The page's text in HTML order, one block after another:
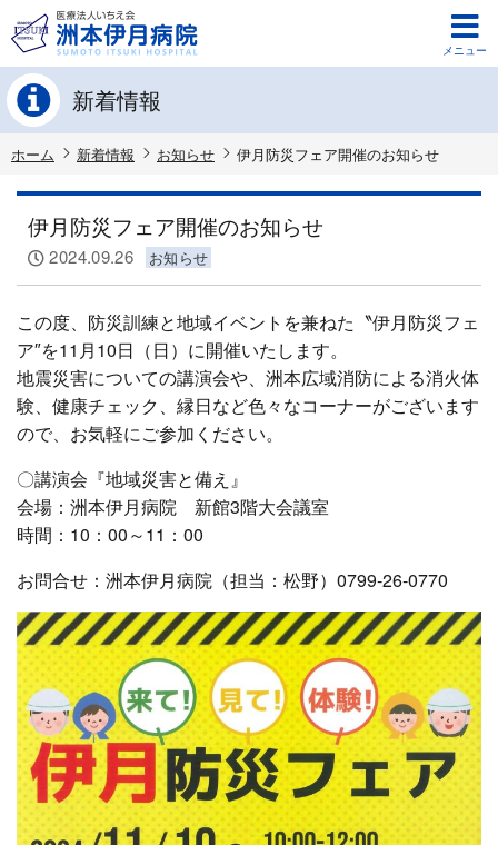
メニュー
新着情報
ホーム 新着情報 お知らせ 伊月防災フェア開催のお知らせ
伊月防災フェア開催のお知らせ
2024.09.26 お知らせ
この度、防災訓練と地域イベントを兼ねた〝伊月防災フェ
ア″を11月10日（日）に開催いたします。
地震災害についての講演会や、洲本広域消防による消火体
験、健康チェック、縁日など色々なコーナーがございます
ので、お気軽にご参加ください。
〇講演会『地域災害と備え』
会場：洲本伊月病院 新館3階大会議室
時間：10：00～11：00
お問合せ：洲本伊月病院（担当：松野）0799-26-0770